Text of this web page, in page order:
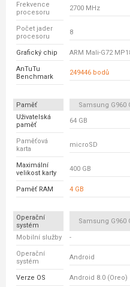
Frekvence
procesoru
2700 MHz
Počet jader
procesoru
8
Grafický chip ARM Mali-G72
AnTuTu
Benchmark
249446 bodů
Paměť Samsung G960
Uživatelská
paměť
64 GB
Paměťová
karta
microSD
Maximální
velikost karty
400 GB
Paměť RAM 4 GB
Operační
systém
Samsung G960
Mobilní služby -
Operační
systém
Android
Verze OS Android 8.0 (Oreo)